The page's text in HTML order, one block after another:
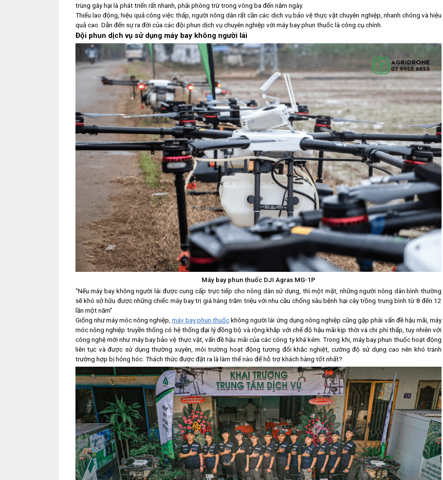
trùng gây hại là phát triển rất nhanh, phải phòng trừ trong vòng ba đến năm ngày.
Thiếu lao động, hiệu quả công việc thấp, người nông dân rất cần các dịch vụ bảo vệ thực vật chuyên nghiệp, nhanh chóng và hiệu
quả cao. Dẫn đến sự ra đời của các đội phun dịch vụ chuyên nghiệp với máy bay phun thuốc là công cụ chính.
Đội phun dịch vụ sử dụng máy bay không người lái
Máy bay phun thuốc DJI Agras MG-1P
“Nếu máy bay không người lái được cung cấp trực tiếp cho nông dân sử dụng, thì một mặt, những người nông dân bình thường
sẽ khó sở hữu được những chiếc máy bay trị giá hàng trăm triệu với nhu cầu chống sâu bệnh hại cây trồng trung bình từ 8 đến 12
lần một năm”
Giống như máy móc nông nghiệp,máy bay phun thuốckhông người lái ứng dụng nông nghiệp cũng gặp phải vấn đề hậu mãi, máy
móc nông nghiệp truyền thống có hệ thống đại lý đồng bộ và rộng khắp với chế độ hậu mãi kịp thời và chi phí thấp, tuy nhiên với
công nghệ mới như máy bay bảo vệ thực vật, vấn đề hậu mãi của các công ty khá kém. Trong khi, máy bay phun thuốc hoạt động
liên tục và được sử dụng thường xuyên, môi trường hoạt động tương đối khắc nghiệt, cường độ sử dụng cao nên khó tránh
trường hợp bị hỏng hóc. Thách thức được đặt ra là làm thế nào để hỗ trợ khách hàng tốt nhất?